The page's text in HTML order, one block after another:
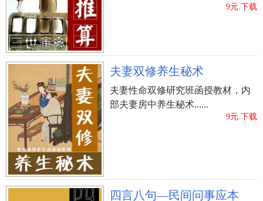
9元.下载
夫妻双修养生秘术
夫妻性命双修研究班函授教材，内
部夫妻房中养生秘术......
9元.下载
四言八句—民间问事应本